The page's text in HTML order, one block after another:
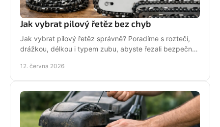
Jak vybrat pilový řetěz bez chyb
Jak vybrat pilový řetěz správně? Poradíme s roztečí,
drážkou, délkou i typem zubu, abyste řezali bezpečně,
12. června 2026